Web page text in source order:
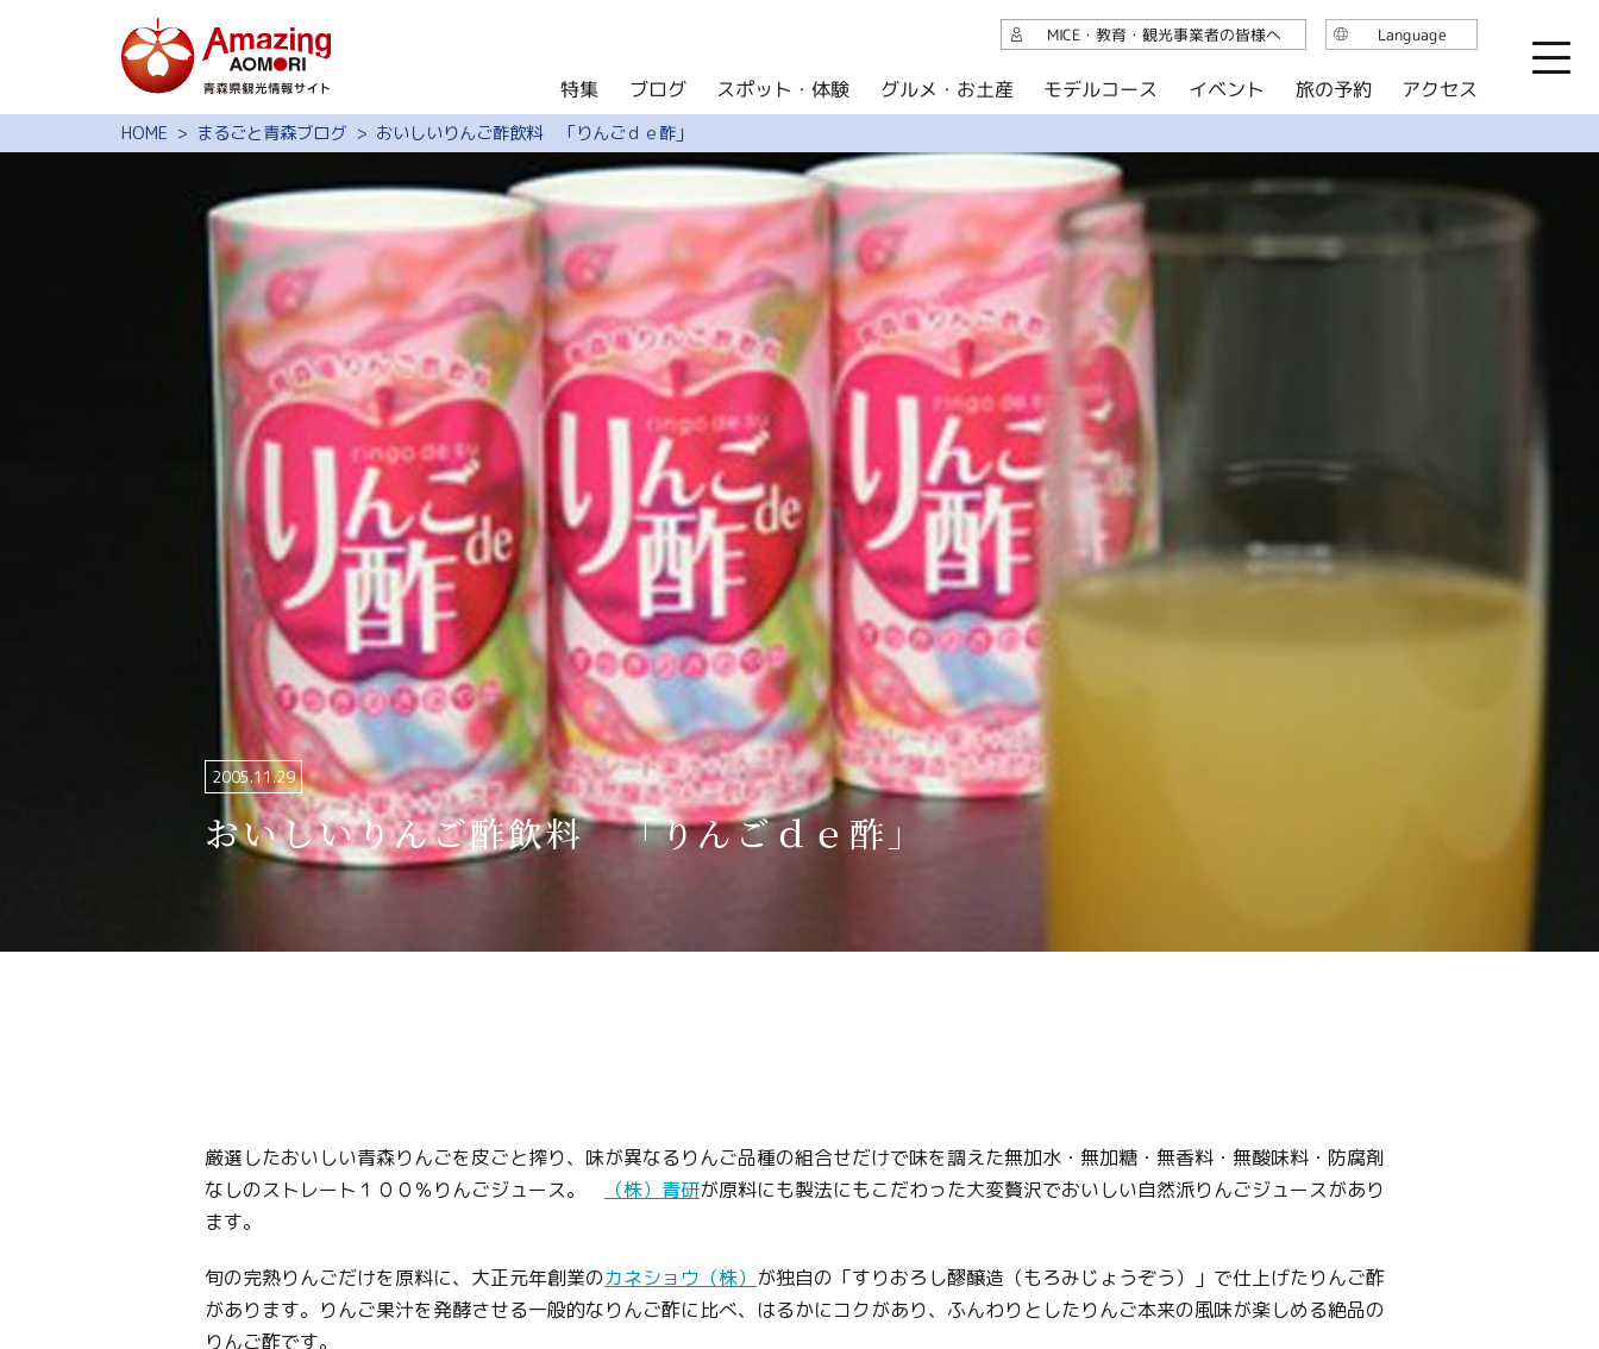
特集
ブログ
スポット・体験
グルメ・お土産
モデルコース
イベント
旅の予約
アクセス
観光ガイド
このサイトについて
サイト内検索
共有
行きたいリスト
写真ライブラリー
動画ライブラリー
パンフレットダウンロード
よくある質問
運営組織について
関連リンク集
Language
日本語
English
繁体中文
简体中文
한국어
MICE・教育・観光事業者の皆様へ
HOME まるごと青森ブログ おいしいりんご酢飲料 「りんごｄｅ酢」
おいしいりんご酢飲料 「りんごｄｅ酢」
2005.11.29
厳選したおいしい青森りんごを皮ごと搾り、味が異なるりんご品種の組合せだけで味を調えた無加水・無加糖・無香料・無酸味料・防腐剤
なしのストレート１００％りんごジュース。
（株）青研が原料にも製法にもこだわった大変贅沢でおいしい自然派りんごジュースがあり
ます。
旬の完熟りんごだけを原料に、大正元年創業のカネショウ（株） が独自の「すりおろし醪醸造（もろみじょうぞう）」で仕上げたりんご酢
があります。りんご果汁を発酵させる一般的なりんご酢に比べ、はるかにコクがあり、ふんわりとしたりんご本来の風味が楽しめる絶品の
りんご酢です。
特集 ブログ スポット・体験 グルメ・お土産 モデルコース イベント 旅の予約 アクセス
MICE・教育・観光事業者の皆様へ Language
English
简体中文
한국어